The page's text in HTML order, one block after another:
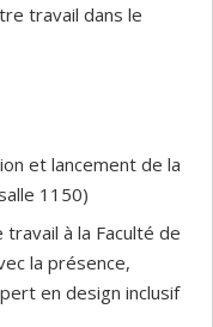
travail dans le
et lancement de la
1150)
à la Faculté de
la présence,
en design inclusif